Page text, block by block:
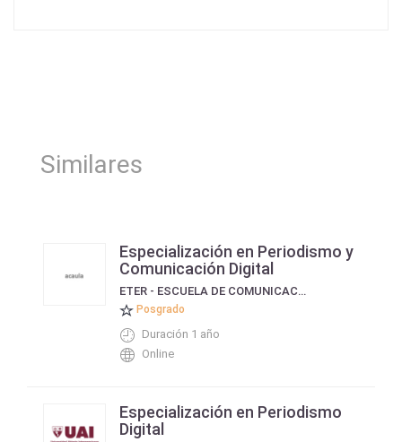
Similares
Especialización en Periodismo y
Comunicación Digital
ETER - ESCUELA DE COMUNICACIÓN
Posgrado
Duración 1 año
Online
Especialización en Periodismo
Digital